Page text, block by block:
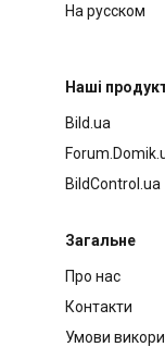
На русском
Наші
Bild.ua
BildControl.ua
Загальне
Про нас
Контакти
Умови